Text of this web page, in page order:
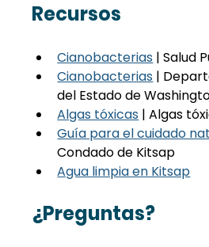
Recursos
Cianobacterias | Salud
Cianobacterias |
del Estado de
Algas tóxicas | Algas
Guía para el cuidado
Condado de Kitsap
Agua limpia en Kitsap
¿Preguntas?